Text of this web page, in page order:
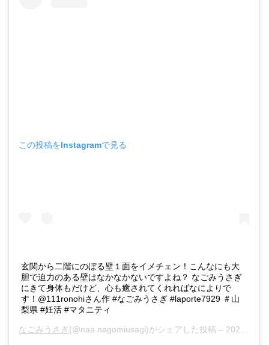
この投稿をInstagramで見る
玄関から二階にのぼる壁１面をイメチェン！こんなにも大
胆で迫力のある壁はなかなかないですよね？ なごみうさぎ
にきて身体もだけど、心も癒されてくれればなによりで
す！@111ronohiさん作 #なごみうさぎ #laporte7929 ＃山
梨県 #妊活 #マタニティ
なごみうさぎ(@naa.nagomiusagi)がシェアした投稿 – 2020年 1月月18日午後5時02分PST